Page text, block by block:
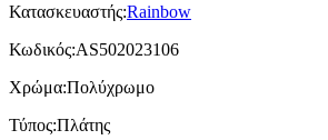
Κατασκευαστής:Rainbow
Κωδικός:AS502023106
Χρώμα:Πολύχρωμο
Τύπος:Πλάτης